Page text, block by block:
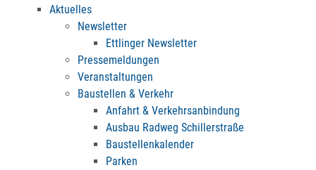
Aktuelles
Newsletter
Ettlinger Newsletter
Pressemeldungen
Veranstaltungen
Baustellen & Verkehr
Anfahrt & Verkehrsanbindung
Ausbau Radweg Schillerstraße
Baustellenkalender
Parken